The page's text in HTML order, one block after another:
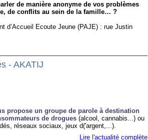
de manière anonyme de vos problèmes
de conflits au sein de la famille… ?
d’Accueil Ecoute Jeune (PAJE) : rue Justin
- AKATIJ
propose un groupe de parole à destination
de drogues (alcool, cannabis...) ou
réseaux sociaux, jeux d('argent,...).
Lire l'actualité complète